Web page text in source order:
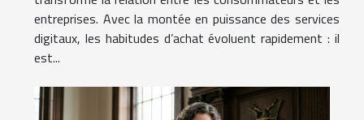
entreprises. Avec la montée en puissance des services
digitaux, les habitudes d’achat évoluent rapidement : il
est...